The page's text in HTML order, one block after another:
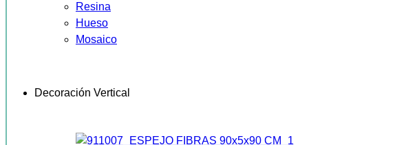
Resina
Hueso
Mosaico
Decoración Vertical